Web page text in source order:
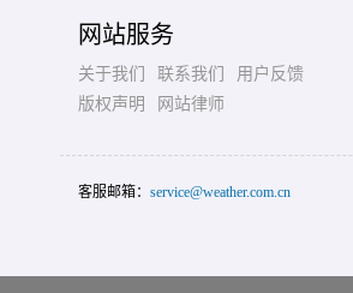
网站服务
关于我们 联系我们
用户反馈
版权声明
网站律师
客服邮箱： service@weather.com.cn